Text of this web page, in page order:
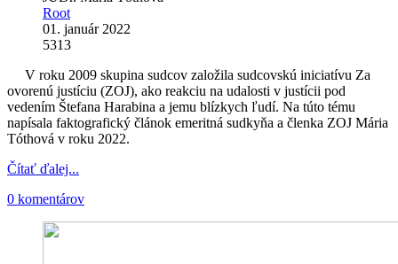
Root
01. január 2022
5313
V roku 2009 skupina sudcov založila sudcovskú iniciatívu Za
ovorenú justíciu (ZOJ), ako reakciu na udalosti v justícii pod
vedením Štefana Harabina a jemu blízkych ľudí. Na túto tému
napísala faktografický článok emeritná sudkyňa a členka ZOJ Mária
Tóthová v roku 2022.
Čítať ďalej...
0 komentárov